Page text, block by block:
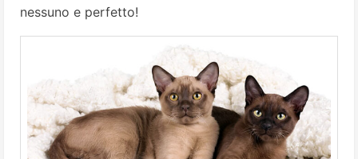
nessuno e perfetto!